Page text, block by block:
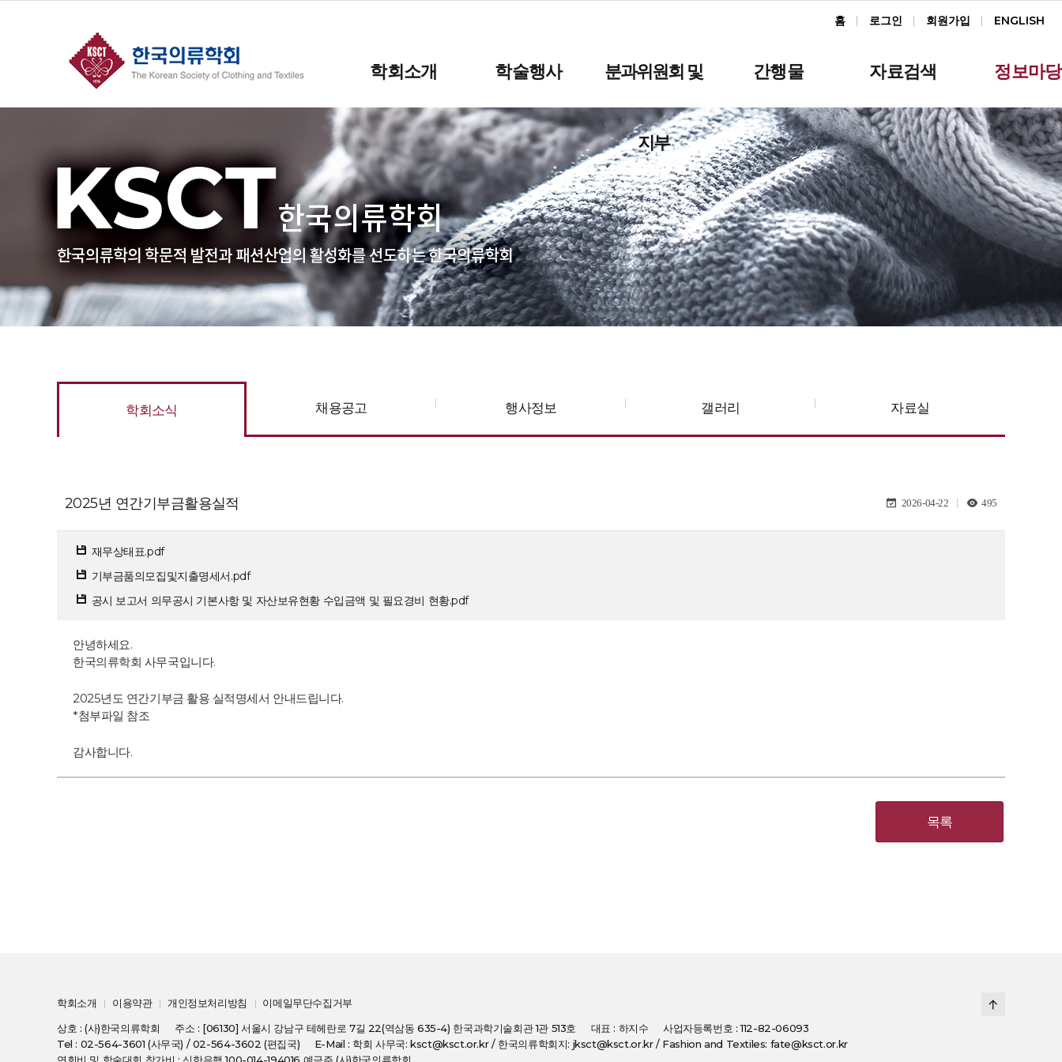
홈 로그인 회원가입 ENGLISH
학회소개 학술행사 분과위원회 및
지부
간행물 자료검색 정보마당
학회소식 채용공고 행사정보 갤러리 자료실
2025년 연간기부금활용실적 2026-04-22 495
재무상태표.pdf
기부금품의모집및지출명세서.pdf
공시 보고서 의무공시 기본사항 및 자산보유현황 수입금액 및 필요경비 현황.pdf
안녕하세요.
한국의류학회 사무국입니다.
2025년도 연간기부금 활용 실적명세서 안내드립니다.
*첨부파일 참조
감사합니다.
목록
학회소개 이용약관 개인정보처리방침
이메일무단수집거부
상호 : (사)한국의류학회
주소 : [06130] 서울시 강남구 테헤란로 7길 22(역삼동 635-4) 한국과학기술회관 1관 513호 대표 : 하지수
사업자등록번호 : 112-82-06093
Tel : 02-564-3601 (사무국) / 02-564-3602 (편집국)
E-Mail : 학회 사무국: ksct@ksct.or.kr / 한국의류학회지: jksct@ksct.or.kr / Fashion and Textiles: fate@ksct.or.kr